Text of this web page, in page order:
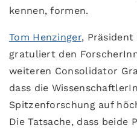
kennen, formen.
Tom Henzinger, Präsident
gratuliert den
weiteren Consolidator
dass die
Spitzenforschung auf
Die Tatsache, dass beide